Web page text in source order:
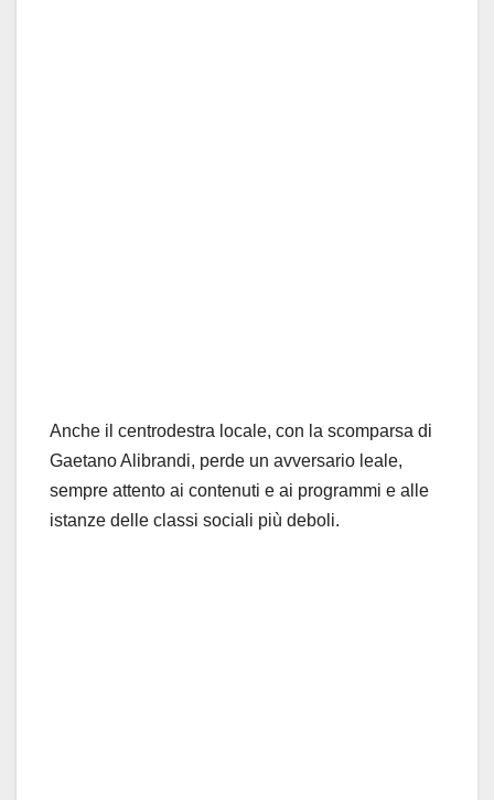
Anche il centrodestra locale, con la scomparsa di
Gaetano Alibrandi, perde un avversario leale,
sempre attento ai contenuti e ai programmi e alle
istanze delle classi sociali più deboli.